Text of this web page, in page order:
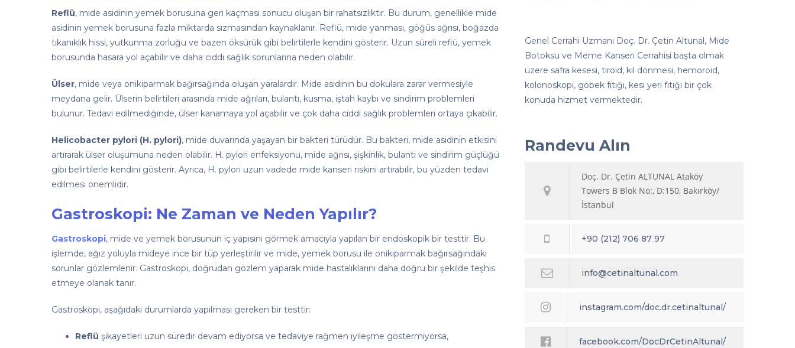
Reflü, mide asidinin yemek borusuna geri kaçması sonucu oluşan bir rahatsızlıktır. Bu durum, genellikle mide
asidinin yemek borusuna fazla miktarda sızmasından kaynaklanır. Reflü, mide yanması, göğüs ağrısı, boğazda
tıkanıklık hissi, yutkunma zorluğu ve bazen öksürük gibi belirtilerle kendini gösterir. Uzun süreli reflü, yemek
borusunda hasara yol açabilir ve daha ciddi sağlık sorunlarına neden olabilir.
Ülser, mide veya onikiparmak bağırsağında oluşan yaralardır. Mide asidinin bu dokulara zarar vermesiyle
meydana gelir. Ülserin belirtileri arasında mide ağrıları, bulantı, kusma, iştah kaybı ve sindirim problemleri
bulunur. Tedavi edilmediğinde, ülser kanamaya yol açabilir ve çok daha ciddi sağlık problemleri ortaya çıkabilir.
Helicobacter pylori (H. pylori), mide duvarında yaşayan bir bakteri türüdür. Bu bakteri, mide asidinin etkisini
artırarak ülser oluşumuna neden olabilir. H. pylori enfeksiyonu, mide ağrısı, şişkinlik, bulantı ve sindirim güçlüğü
gibi belirtilerle kendini gösterir. Ayrıca, H. pylori uzun vadede mide kanseri riskini artırabilir, bu yüzden tedavi
edilmesi önemlidir.
Gastroskopi: Ne Zaman ve Neden Yapılır?
Gastroskopi, mide ve yemek borusunun iç yapısını görmek amacıyla yapılan bir endoskopik bir testtir. Bu
işlemde, ağız yoluyla mideye ince bir tüp yerleştirilir ve mide, yemek borusu ile onikiparmak bağırsağındaki
sorunlar gözlemlenir. Gastroskopi, doğrudan gözlem yaparak mide hastalıklarını daha doğru bir şekilde teşhis
etmeye olanak tanır.
Gastroskopi, aşağıdaki durumlarda yapılması gereken bir testtir:
Reflü şikayetleri uzun süredir devam ediyorsa ve tedaviye rağmen iyileşme göstermiyorsa,
Genel Cerrahi Uzmanı Doç. Dr. Çetin Altunal, Mide
Botoksu ve Meme Kanseri Cerrahisi başta olmak
üzere safra kesesi, tiroid, kıl dönmesi, hemoroid,
kolonoskopi, göbek fıtığı, kesi yeri fıtığı bir çok
konuda hizmet vermektedir.
Randevu Alın
Doç. Dr. Çetin ALTUNAL Ataköy
Towers B Blok No:, D:150, Bakırköy/
İstanbul
+90 (212) 706 87 97
info@cetinaltunal.com
instagram.com/doc.dr.cetinaltunal/
facebook.com/DocDrCetinAltunal/